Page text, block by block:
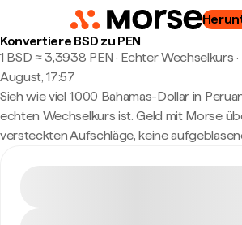
Konvertiere BSD zu PEN
1 BSD ≈ 3,3938 PEN · Echter Wechselkurs ·
August, 17:57
Sieh wie viel 1.000 Bahamas-Dollar in
echten Wechselkurs ist. Geld mit Morse
versteckten Aufschläge, keine